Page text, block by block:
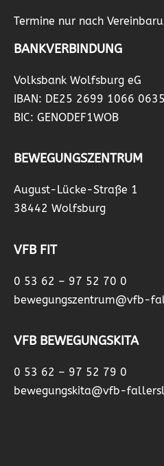
Termine nur nach
BANKVERBINDUNG
Volksbank Wolfsburg eG
IBAN: DE25 2699 1066
BIC: GENODEF1WOB
BEWEGUNGSZENTRUM
August-Lücke-Straße 1
38442 Wolfsburg
VFB FIT
0 53 62 – 97 52 70 0
bewegungszentrum@vfb-
VFB BEWEGUNGSKITA
0 53 62 – 97 52 79 0
bewegungskita@vfb-